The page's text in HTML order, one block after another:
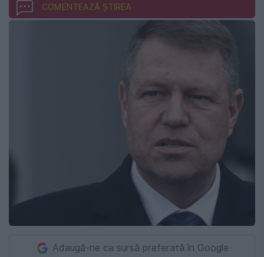
COMENTEAZĂ ȘTIREA
Adaugă-ne ca sursă preferată în Google